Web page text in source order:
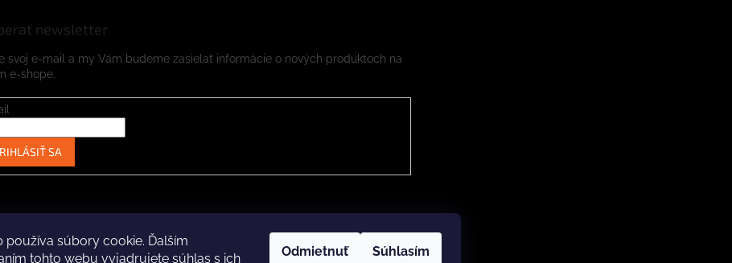
používa súbory cookie. Ďalším
tohto webu vyjadrujete súhlas s ich
Odmietnuť Súhlasím
newsletter
svoj e-mail a my Vám budeme zasielať informácie o nových produktoch na
e-shope.
SA
Instagram